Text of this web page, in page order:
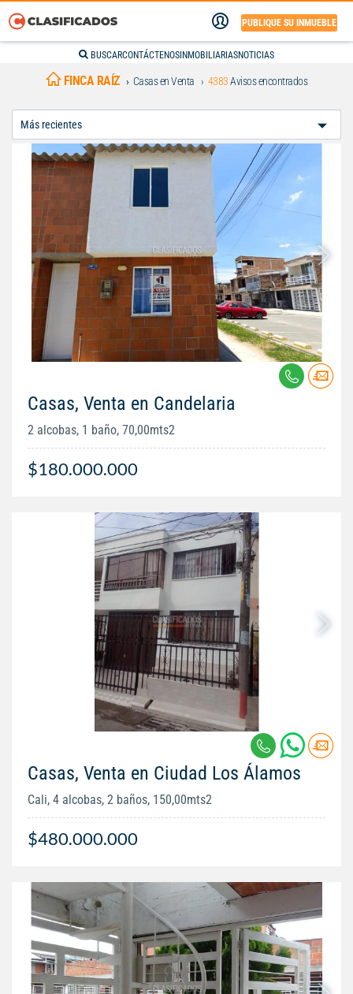
PUBLIQUE SU INMUEBLE
BUSCARCONTÁCTENOS INMOBILIARIASNOTICIAS
FINCA RAÍZ Casas en Venta 4383Avisos encontrados
Casas, Venta en Candelaria
2 alcobas, 1 baño, 70,00mts2
$180.000.000
Casas, Venta en Ciudad Los Álamos
Cali, 4 alcobas, 2 baños, 150,00mts2
$480.000.000